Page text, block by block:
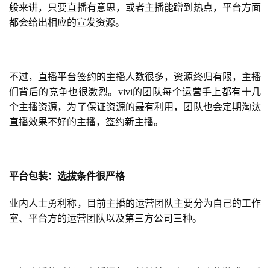
般来讲，只要直播有意思，或者主播能蹭到热点，平台方面
都会给出相应的宣发资源。
不过，直播平台签约的主播人数很多，资源终归有限，主播
们背后的竞争也很激烈。vivi的团队每个运营手上都有十几
个主播资源，为了保证资源的最有利用，团队也会定期淘汰
直播效果不好的主播，签约新主播。
平台包装：选拔条件很严格
业内人士勇利称，目前主播的运营团队主要分为自己的工作
室、平台方的运营团队以及第三方公司三种。